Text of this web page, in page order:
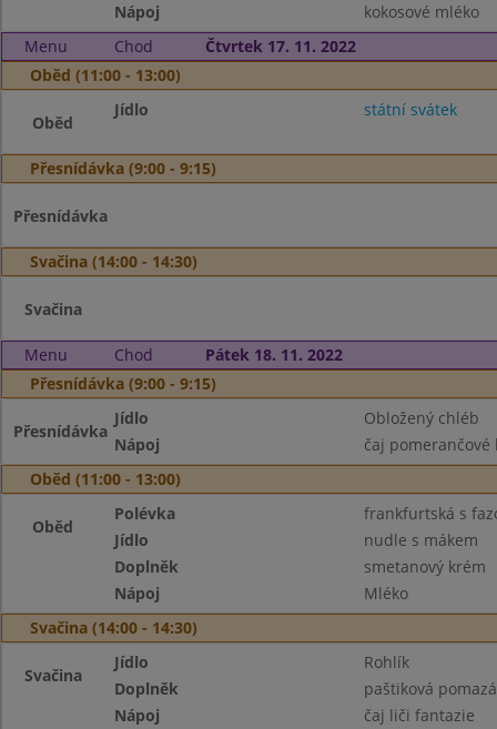
Nápoj
kokosové mléko
Menu
Chod
Čtvrtek 17. 11. 2022
Oběd (11:00 - 13:00)
Oběd
Jídlo státní svátek
Přesnídávka (9:00 - 9:15)
Přesnídávka
Svačina (14:00 - 14:30)
Svačina
Menu Chod
Pátek 18. 11. 2022
Přesnídávka (9:00 - 9:15)
Přesnídávka
Jídlo
Obložený chléb
Nápoj
čaj pomerančové
Oběd (11:00 - 13:00)
Oběd
Polévka
frankfurtská s
Jídlo
nudle s mákem
Doplněk
smetanový krém
Nápoj
Mléko
Svačina (14:00 - 14:30)
Svačina
Jídlo
Rohlík
Doplněk
paštiková
Nápoj
čaj liči fantazie